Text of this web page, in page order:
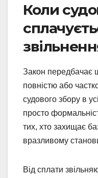
Коли
Закон передбачає
повністю або
судового збору в
просто
тих, хто захищає
вразливому
Від сплати